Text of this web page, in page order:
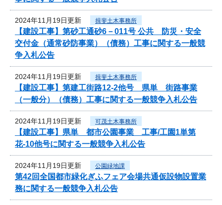
2024年11月19日更新 揖斐土木事務所
【建設工事】第砂工通砂6－011号 公共 防災・安全
交付金（通常砂防事業）（債務）工事に関する一般競
争入札公告
2024年11月19日更新 揖斐土木事務所
【建設工事】第建工街路12-2他号 県単 街路事業
（一般分）（債務）工事に関する一般競争入札公告
2024年11月19日更新 可茂土木事務所
【建設工事】県単 都市公園事業 工事/工園1単第
花-10他号に関する一般競争入札公告
2024年11月19日更新 公園緑地課
第42回全国都市緑化ぎふフェア会場共通仮設物設置業
務に関する一般競争入札公告